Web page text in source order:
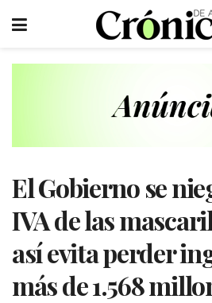
El Gobierno se
IVA de las
así evita perder
más de 1.568